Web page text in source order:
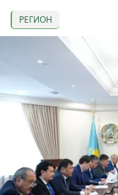
РЕГИОН